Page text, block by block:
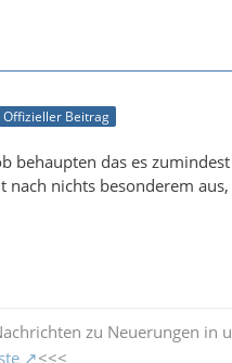
Offizieller Beitrag
behaupten das es
nach nichts besonderem
zu Neuerungen in
<<<